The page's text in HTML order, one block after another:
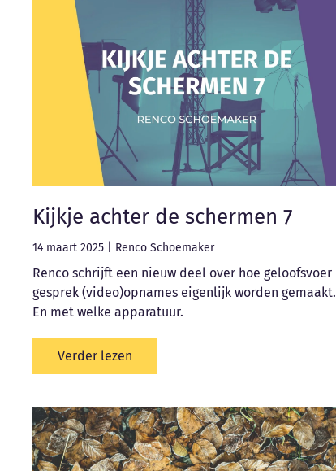
Kijkje achter de schermen 7
14 maart 2025 Renco Schoemaker
Renco schrijft een nieuw deel over hoe geloofsvoer
gesprek (video)opnames eigenlijk worden gemaakt.
En met welke apparatuur.
Verder lezen